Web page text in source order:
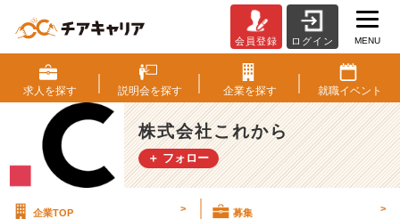
年
恒
例！
節
分
の
会員登録 ログイン MENU
求人を探す 説明会を探す 企業を探す 就職イベント
株式会社これから
＋ フォロー
企業TOP > 募集 >